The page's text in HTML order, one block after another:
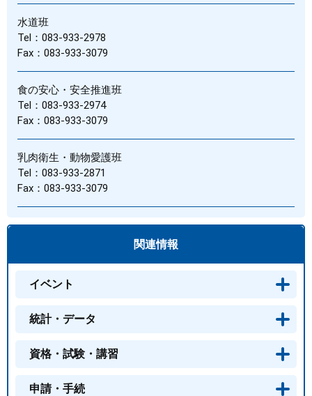
水道班
Tel：083-933-2978
Fax：083-933-3079
食の安心・安全推進班
Tel：083-933-2974
Fax：083-933-3079
乳肉衛生・動物愛護班
Tel：083-933-2871
Fax：083-933-3079
関連情報
イベント
統計・データ
資格・試験・講習
申請・手続